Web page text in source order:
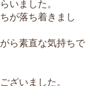
いました。
が落ち着きまし
ら素直な気持ちで
ざいました。